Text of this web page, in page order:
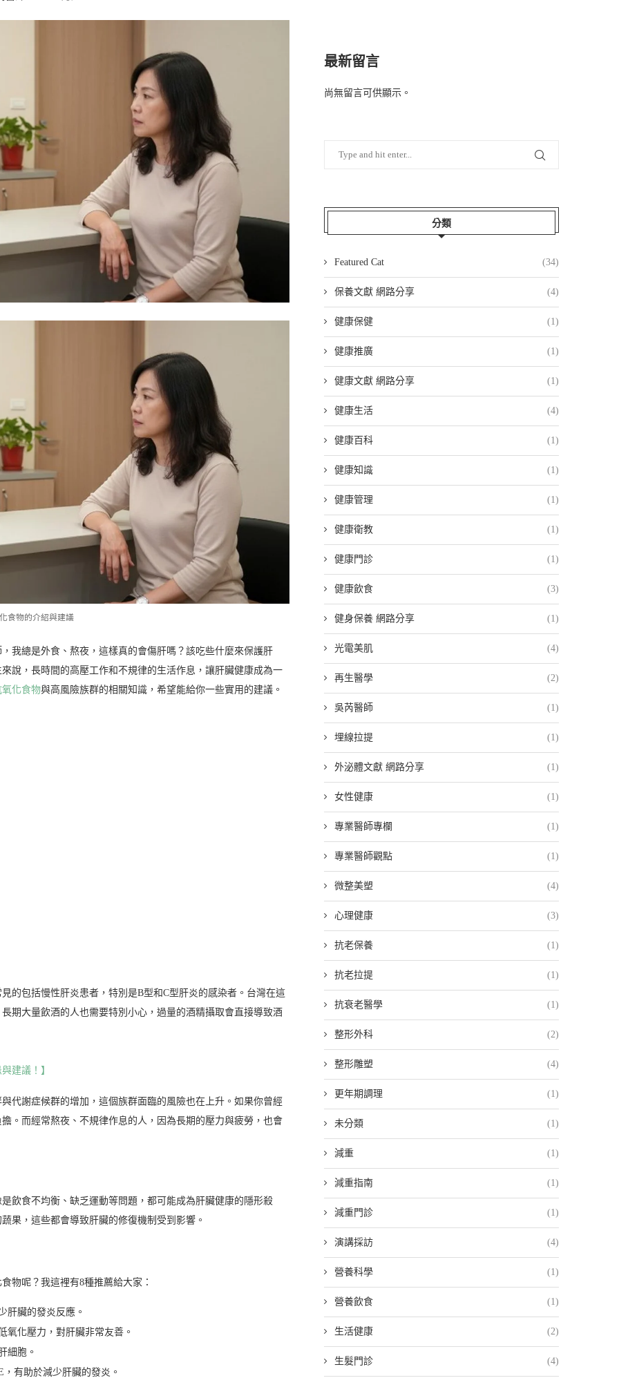
食物的介紹與建議
我總是外食、熬夜，這樣真的會傷肝嗎？該吃些什麼來保護肝
說，長時間的高壓工作和不規律的生活作息，讓肝臟健康成為一
化食物與高風險族群的相關知識，希望能給你一些實用的建議。
的包括慢性肝炎患者，特別是B型和C型肝炎的感染者。台灣在這
期大量飲酒的人也需要特別小心，過量的酒精攝取會直接導致酒
建議！】
代謝症候群的增加，這個族群面臨的風險也在上升。如果你曾經
。而經常熬夜、不規律作息的人，因為長期的壓力與疲勞，也會
飲食不均衡、缺乏運動等問題，都可能成為肝臟健康的隱形殺
果，這些都會導致肝臟的修復機制受到影響。
物呢？我這裡有8種推薦給大家：
肝臟的發炎反應。
氧化壓力，對肝臟非常友善。
細胞。
有助於減少肝臟的發炎。
最新留言
尚無留言可供顯示。
分類
Featured Cat (34)
保養文獻 網路分享 (4)
健康保健 (1)
健康推廣 (1)
健康文獻 網路分享 (1)
健康生活 (4)
健康百科 (1)
健康知識 (1)
健康管理 (1)
健康衛教 (1)
健康門診 (1)
健康飲食 (3)
健身保養 網路分享 (1)
光電美肌 (4)
再生醫學 (2)
吳芮醫師 (1)
埋線拉提 (1)
外泌體文獻 網路分享 (1)
女性健康 (1)
專業醫師專欄 (1)
專業醫師觀點 (1)
微整美塑 (4)
心理健康 (3)
抗老保養 (1)
抗老拉提 (1)
抗衰老醫學 (1)
整形外科 (2)
整形雕塑 (4)
更年期調理 (1)
未分類 (1)
減重 (1)
減重指南 (1)
減重門診 (1)
演講採訪 (4)
營養科學 (1)
營養飲食 (1)
生活健康 (2)
生髮門診 (4)